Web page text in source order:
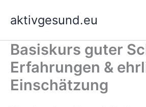
Inhaltaktivgesund.eu
Basiskurs guter
Erfahrungen &
Einschätzung